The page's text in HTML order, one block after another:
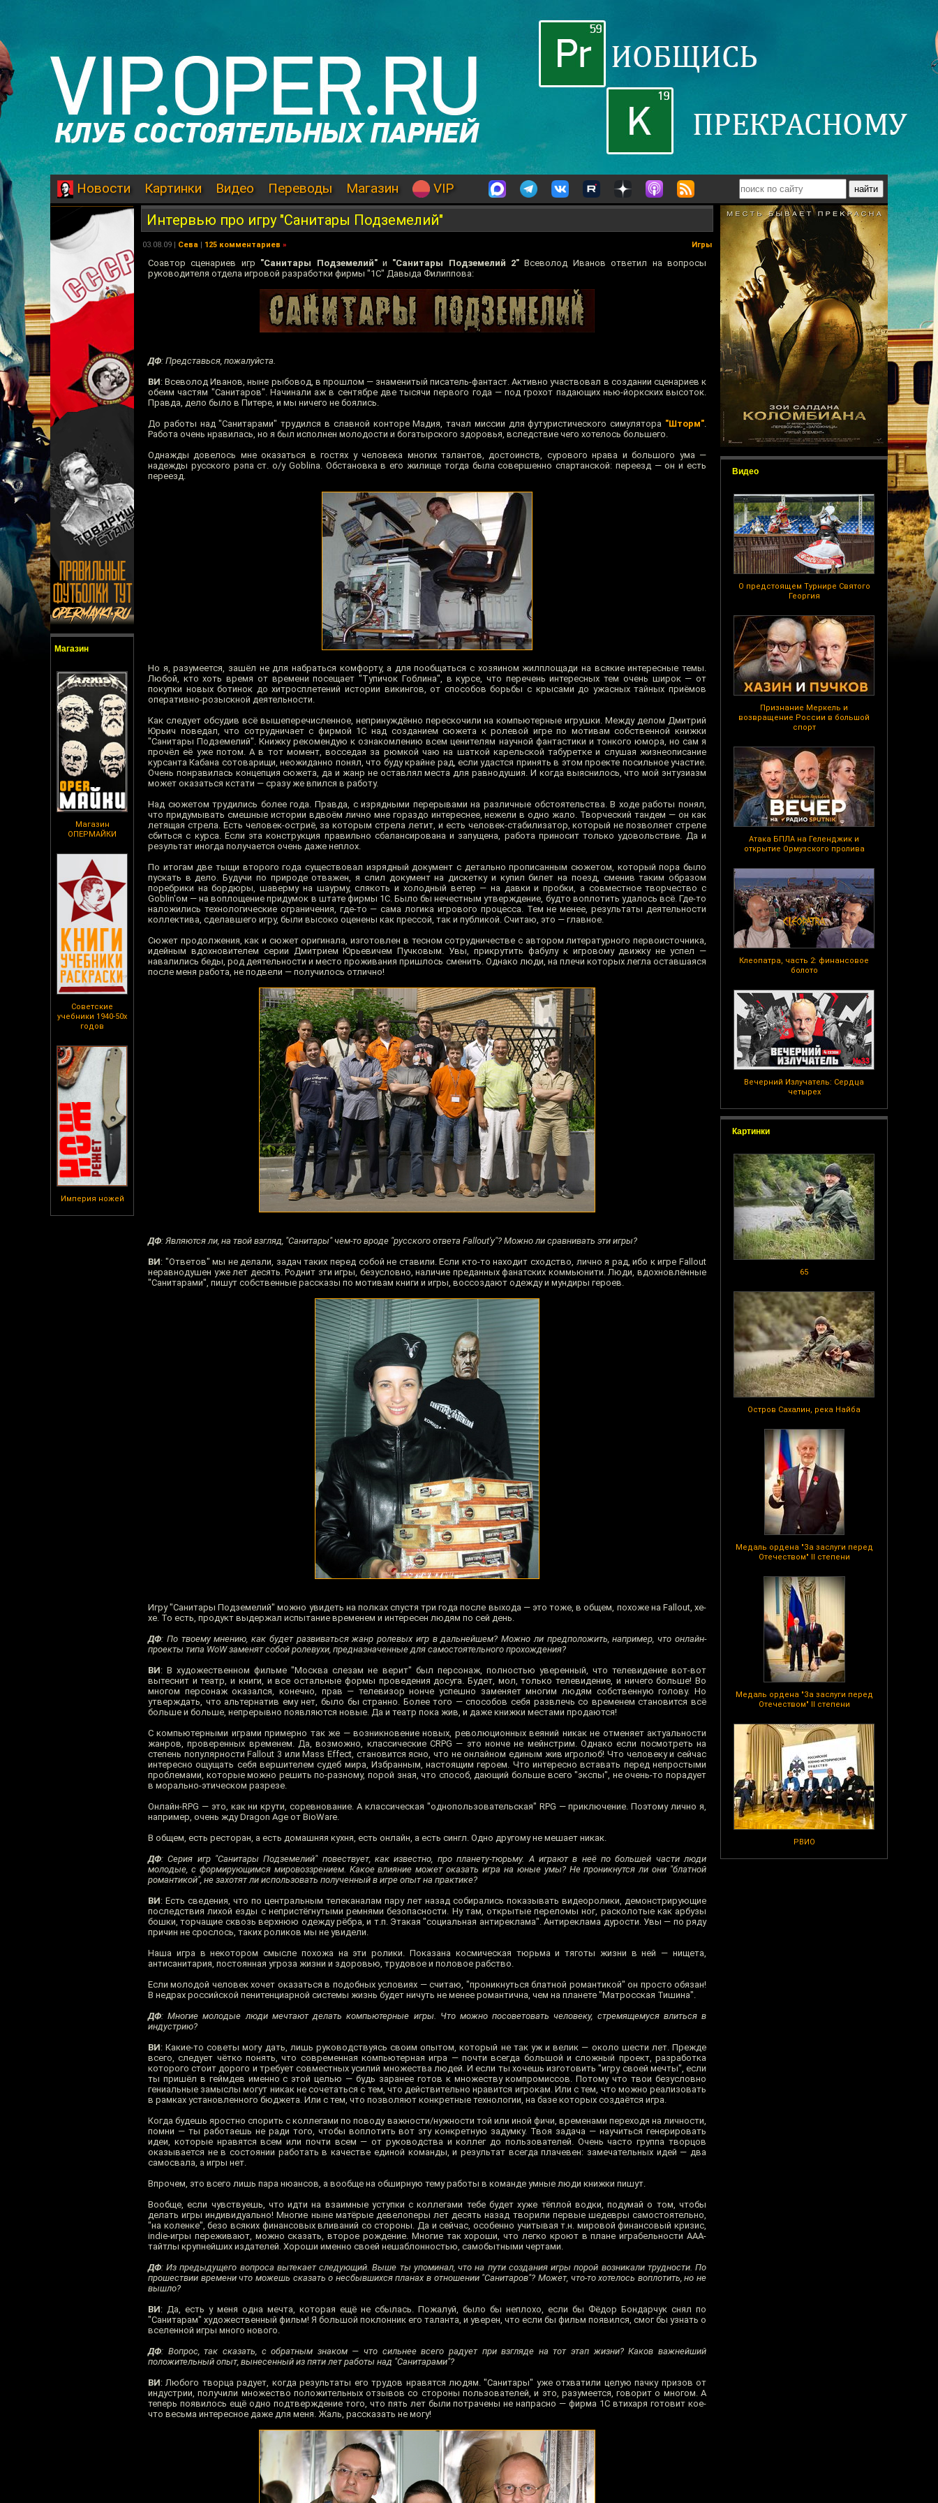
Новости Картинки Видео Переводы Магазин VIP
Магазин
Магазин
ОПЕРМАЙКИ
Советские
учебники 1940-50х
годов
Империя ножей
Видео
О предстоящем Турнире Святого
Георгия
Признание Меркель и
возвращение России в большой
спорт
Атака БПЛА на Геленджик и
открытие Ормузского пролива
Клеопатра, часть 2: финансовое
болото
Вечерний Излучатель: Сердца
четырех
Картинки
65
Остров Сахалин, река Найба
Медаль ордена "За заслуги перед
Отечеством" II степени
Медаль ордена "За заслуги перед
Отечеством" II степени
РВИО
Интервью про игру "Санитары Подземелий"
03.08.09 | Сева | 125 комментариев » Игры
Cоавтор сценариев игр "Санитары Подземелий"и "Санитары Подземелий 2" Всеволод Иванов ответил на вопросы
руководителя отдела игровой разработки фирмы "1С" Давыда Филиппова:
ДФ: Представься, пожалуйста.
ВИ: Всеволод Иванов, ныне рыбовод, в прошлом — знаменитый писатель-фантаст. Активно участвовал в создании сценариев к
обеим частям "Санитаров". Начинали аж в сентябре две тысячи первого года — под грохот падающих нью-йоркских высоток.
Правда, дело было в Питере, и мы ничего не боялись.
До работы над "Санитарами" трудился в славной конторе Мадия, тачал миссии для футуристического симулятора "Шторм".
Работа очень нравилась, но я был исполнен молодости и богатырского здоровья, вследствие чего хотелось большего.
Однажды довелось мне оказаться в гостях у человека многих талантов, достоинств, сурового нрава и большого ума —
надежды русского рэпа ст. о/у Goblina. Обстановка в его жилище тогда была совершенно спартанской: переезд — он и есть
переезд.
Но я, разумеется, зашёл не для набраться комфорту, а для пообщаться с хозяином жилплощади на всякие интересные темы.
Любой, кто хоть время от времени посещает "Тупичок Гоблина", в курсе, что перечень интересных тем очень широк — от
покупки новых ботинок до хитросплетений истории викингов, от способов борьбы с крысами до ужасных тайных приёмов
оперативно-розыскной деятельности.
Как следует обсудив всё вышеперечисленное, непринуждённо перескочили на компьютерные игрушки. Между делом Дмитрий
Юрьич поведал, что сотрудничает с фирмой 1С над созданием сюжета к ролевой игре по мотивам собственной книжки
"Санитары Подземелий". Книжку рекомендую к ознакомлению всем ценителям научной фантастики и тонкого юмора, но сам я
прочёл её уже потом. А в тот момент, восседая за рюмкой чаю на шаткой карельской табуретке и слушая жизнеописание
курсанта Кабана сотоварищи, неожиданно понял, что буду крайне рад, если удастся принять в этом проекте посильное участие.
Очень понравилась концепция сюжета, да и жанр не оставлял места для равнодушия. И когда выяснилось, что мой энтузиазм
может оказаться кстати — сразу же впился в работу.
Над сюжетом трудились более года. Правда, с изрядными перерывами на различные обстоятельства. В ходе работы понял,
что придумывать смешные истории вдвоём лично мне гораздо интереснее, нежели в одно жало. Творческий тандем — он как
летящая стрела. Есть человек-остриё, за которым стрела летит, и есть человек-стабилизатор, который не позволяет стреле
сбиться с курса. Если эта конструкция правильно сбалансирована и запущена, работа приносит только удовольствие. Да и
результат иногда получается очень даже неплох.
По итогам две тыщи второго года существовал изрядный документ с детально прописанным сюжетом, который пора было
пускать в дело. Будучи по природе отважен, я слил документ на дискетку и купил билет на поезд, сменив таким образом
поребрики на бордюры, шаверму на шаурму, слякоть и холодный ветер — на давки и пробки, а совместное творчество с
Goblin'ом — на воплощение придумок в штате фирмы 1С. Было бы нечестным утверждение, будто воплотить удалось всё. Где-то
наложились технологические ограничения, где-то — сама логика игрового процесса. Тем не менее, результаты деятельности
коллектива, сделавшего игру, были высоко оценены как прессой, так и публикой. Считаю, это — главное.
Сюжет продолжения, как и сюжет оригинала, изготовлен в тесном сотрудничестве с автором литературного первоисточника,
идейным вдохновителем серии Дмитрием Юрьевичем Пучковым. Увы, прикрутить фабулу к игровому движку не успел —
навалились беды, род деятельности и место проживания пришлось сменить. Однако люди, на плечи которых легла оставшаяся
после меня работа, не подвели — получилось отлично!
ДФ: Являются ли, на твой взгляд, "Санитары" чем-то вроде "русского ответа Fallout'у"? Можно ли сравнивать эти игры?
ВИ: "Ответов" мы не делали, задач таких перед собой не ставили. Если кто-то находит сходство, лично я рад, ибо к игре Fallout
неравнодушен уже лет десять. Роднит эти игры, безусловно, наличие преданных фанатских коммьюнити. Люди, вдохновлённые
"Санитарами", пишут собственные рассказы по мотивам книги и игры, воссоздают одежду и мундиры героев.
Игру "Санитары Подземелий" можно увидеть на полках спустя три года после выхода — это тоже, в общем, похоже на Fallout, хе-
хе. То есть, продукт выдержал испытание временем и интересен людям по сей день.
ДФ: По твоему мнению, как будет развиваться жанр ролевых игр в дальнейшем? Можно ли предположить, например, что онлайн-
проекты типа WoW заменят собой ролевухи, предназначенные для самостоятельного прохождения?
ВИ: В художественном фильме "Москва слезам не верит" был персонаж, полностью уверенный, что телевидение вот-вот
вытеснит и театр, и книги, и все остальные формы проведения досуга. Будет, мол, только телевидение, и ничего больше! Во
многом персонаж оказался, конечно, прав — телевизор нонче успешно заменяет многим людям собственную голову. Но
утверждать, что альтернатив ему нет, было бы странно. Более того — способов себя развлечь со временем становится всё
больше и больше, непрерывно появляются новые. Да и театр пока жив, и даже книжки местами продаются!
С компьютерными играми примерно так же — возникновение новых, революционных веяний никак не отменяет актуальности
жанров, проверенных временем. Да, возможно, классические CRPG — это нонче не мейнстрим. Однако если посмотреть на
степень популярности Fallout 3 или Mass Effect, становится ясно, что не онлайном единым жив игролюб! Что человеку и сейчас
интересно ощущать себя вершителем судеб мира, Избранным, настоящим героем. Что интересно вставать перед непростыми
проблемами, которые можно решить по-разному, порой зная, что способ, дающий больше всего "экспы", не очень-то порадует
в морально-этическом разрезе.
Онлайн-RPG — это, как ни крути, соревнование. А классическая "однопользовательская" RPG — приключение. Поэтому лично я,
например, очень жду Dragon Age от BioWare.
В общем, есть ресторан, а есть домашняя кухня, есть онлайн, а есть сингл. Одно другому не мешает никак.
ДФ: Серия игр "Санитары Подземелий" повествует, как известно, про планету-тюрьму. А играют в неё по большей части люди
молодые, с формирующимся мировоззрением. Какое влияние может оказать игра на юные умы? Не проникнутся ли они "блатной
романтикой", не захотят ли использовать полученный в игре опыт на практике?
ВИ: Есть сведения, что по центральным телеканалам пару лет назад собирались показывать видеоролики, демонстрирующие
последствия лихой езды с непристёгнутыми ремнями безопасности. Ну там, открытые переломы ног, расколотые как арбузы
бошки, торчащие сквозь верхнюю одежду рёбра, и т.п. Этакая "социальная антиреклама". Антиреклама дурости. Увы — по ряду
причин не срослось, таких роликов мы не увидели.
Наша игра в некотором смысле похожа на эти ролики. Показана космическая тюрьма и тяготы жизни в ней — нищета,
антисанитария, постоянная угроза жизни и здоровью, трудовое и половое рабство.
Если молодой человек хочет оказаться в подобных условиях — считаю, "проникнуться блатной романтикой" он просто обязан!
В недрах российской пенитенциарной системы жизнь будет ничуть не менее романтична, чем на планете "Матросская Тишина".
ДФ: Многие молодые люди мечтают делать компьютерные игры. Что можно посоветовать человеку, стремящемуся влиться в
индустрию?
ВИ: Какие-то советы могу дать, лишь руководствуясь своим опытом, который не так уж и велик — около шести лет. Прежде
всего, следует чётко понять, что современная компьютерная игра — почти всегда большой и сложный проект, разработка
которого стоит дорого и требует совместных усилий множества людей. И если ты хочешь изготовить "игру своей мечты", если
ты пришёл в геймдев именно с этой целью — будь заранее готов к множеству компромиссов. Потому что твои безусловно
гениальные замыслы могут никак не сочетаться с тем, что действительно нравится игрокам. Или с тем, что можно реализовать
в рамках установленного бюджета. Или с тем, что позволяют конкретные технологии, на базе которых создаётся игра.
Когда будешь яростно спорить с коллегами по поводу важности/нужности той или иной фичи, временами переходя на личности,
помни — ты работаешь не ради того, чтобы воплотить вот эту конкретную задумку. Твоя задача — научиться генерировать
идеи, которые нравятся всем или почти всем — от руководства и коллег до пользователей. Очень часто группа творцов
оказывается не в состоянии работать в качестве единой команды, и результат всегда плачевен: замечательных идей — два
самосвала, а игры нет.
Впрочем, это всего лишь пара нюансов, а вообще на обширную тему работы в команде умные люди книжки пишут.
Вообще, если чувствуешь, что идти на взаимные уступки с коллегами тебе будет хуже тёплой водки, подумай о том, чтобы
делать игры индивидуально! Многие ныне матёрые девелоперы лет десять назад творили первые шедевры самостоятельно,
"на коленке", безо всяких финансовых вливаний со стороны. Да и сейчас, особенно учитывая т.н. мировой финансовый кризис,
indie-игры переживают, можно сказать, второе рождение. Многие так хороши, что легко кроют в плане играбельности ААА-
тайтлы крупнейших издателей. Хороши именно своей нешаблонностью, самобытными чертами.
ДФ: Из предыдущего вопроса вытекает следующий. Выше ты упоминал, что на пути создания игры порой возникали трудности. По
прошествии времени что можешь сказать о несбывшихся планах в отношении "Санитаров"? Может, что-то хотелось воплотить, но не
вышло?
ВИ: Да, есть у меня одна мечта, которая ещё не сбылась. Пожалуй, было бы неплохо, если бы Фёдор Бондарчук снял по
"Санитарам" художественный фильм! Я большой поклонник его таланта, и уверен, что если бы фильм появился, смог бы узнать о
вселенной игры много нового.
ДФ: Вопрос, так сказать, с обратным знаком — что сильнее всего радует при взгляде на тот этап жизни? Каков важнейший
положительный опыт, вынесенный из пяти лет работы над "Санитарами"?
ВИ: Любого творца радует, когда результаты его трудов нравятся людям. "Санитары" уже отхватили целую пачку призов от
индустрии, получили множество положительных отзывов со стороны пользователей, и это, разумеется, говорит о многом. А
теперь появилось ещё одно подтверждение того, что пять лет были потрачены не напрасно — фирма 1С втихаря готовит кое-
что весьма интересное даже для меня. Жаль, рассказать не могу!